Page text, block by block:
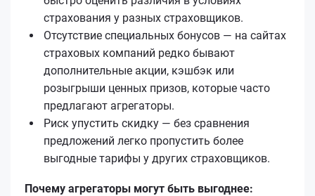
страхования у разных страховщиков.
Отсутствие специальных бонусов — на сайтах
страховых компаний редко бывают
дополнительные акции, кэшбэк или
розыгрыши ценных призов, которые часто
предлагают агрегаторы.
Риск упустить скидку — без сравнения
предложений легко пропустить более
выгодные тарифы у других страховщиков.
Почему агрегаторы могут быть выгоднее: